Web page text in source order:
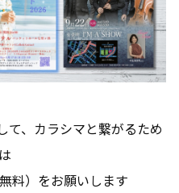
て、カラシマと繋がるため
料）をお願いします